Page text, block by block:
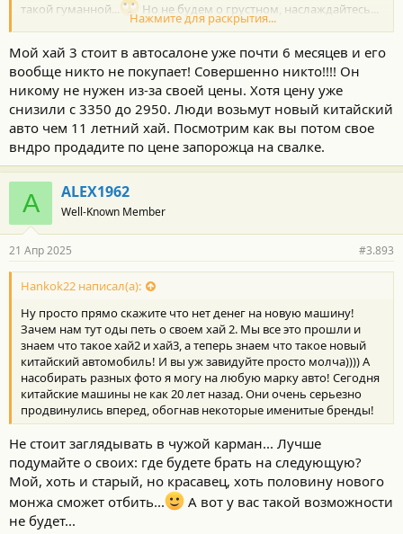
такой гуманной...
Но не будем о грустном, наслаждайтесь...
и счастливой и долгой эксплуатации...
Нажмите для раскрытия...
Мой хай 3 стоит в автосалоне уже почти 6 месяцев и его
вообще никто не покупает! Совершенно никто!!!! Он
никому не нужен из-за своей цены. Хотя цену уже
снизили с 3350 до 2950. Люди возьмут новый китайский
авто чем 11 летний хай. Посмотрим как вы потом свое
вндро продадите по цене запорожца на свалке.
A ALEX1962
Well-Known Member
21 Апр 2025 #3.893
Hankok22 написал(а):
Ну просто прямо скажите что нет денег на новую машину!
Зачем нам тут оды петь о своем хай 2. Мы все это прошли и
знаем что такое хай2 и хай3, а теперь знаем что такое новый
китайский автомобиль! И вы уж завидуйте просто молча)))) А
насобирать разных фото я могу на любую марку авто! Сегодня
китайские машины не как 20 лет назад. Они очень серьезно
продвинулись вперед, обогнав некоторые именитые бренды!
Не стоит заглядывать в чужой карман... Лучше
подумайте о своих: где будете брать на следующую?
Мой, хоть и старый, но красавец, хоть половину нового
монжа сможет отбить...
А вот у вас такой возможности
не будет...